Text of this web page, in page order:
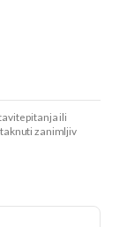
pitanja ili
zanimljiv